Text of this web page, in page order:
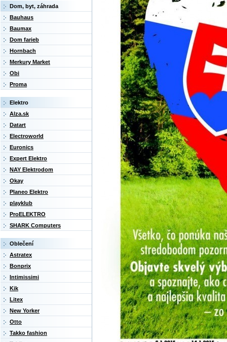
Dom, byt, záhrada
Bauhaus
Baumax
Dom farieb
Hornbach
Merkury Market
Obi
Proma
Elektro
Alza.sk
Datart
Electroworld
Euronics
Expert Elektro
NAY Elektrodom
Okay
Planeo Elektro
playklub
ProELEKTRO
SHARK Computers
Oblečení
Astratex
Bonprix
Intimissimi
Kik
Litex
New Yorker
Otto
Takko fashion